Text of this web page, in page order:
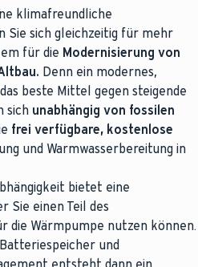
klimafreundliche
Sie sich gleichzeitig für mehr
für die Modernisierung von
Denn ein modernes,
beste Mittel gegen steigende
sich unabhängig von fossilen
frei verfügbare, kostenlose
und Warmwasserbereitung in
bietet eine
Sie einen Teil des
die Wärmpumpe nutzen können.
und